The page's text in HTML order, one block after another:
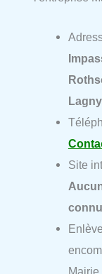
Site
connu
Mairie